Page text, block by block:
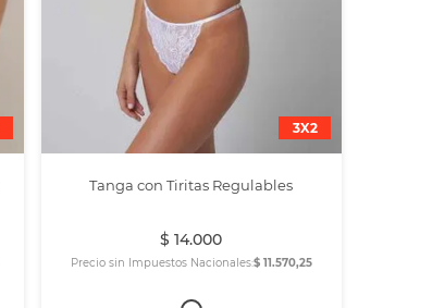
3X2
Tanga con Tiritas Regulables
$ 14.000
Precio sin Impuestos Nacionales:$ 11.570,25